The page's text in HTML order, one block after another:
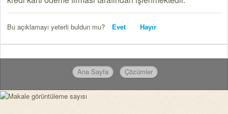
Bu açıklamayı yeterli buldun mu? Evet Hayır
Ana Sayfa Çözümler